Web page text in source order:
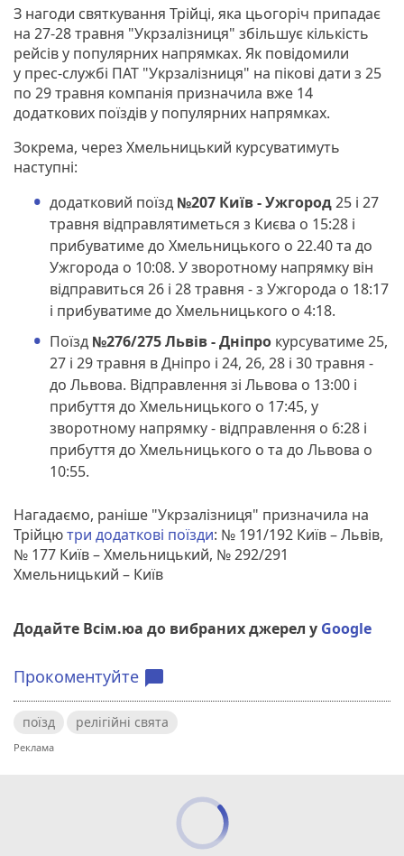
З нагоди святкування Трійці, яка цьогоріч припадає
на 27-28 травня "Укрзалізниця" збільшує кількість
рейсів у популярних напрямках. Як повідомили
у прес-службі ПАТ "Укрзалізниця" на пікові дати з 25
по 29 травня компанія призначила вже 14
додаткових поїздів у популярних напрямках.
Зокрема, через Хмельницький курсуватимуть
наступні:
додатковий поїзд №207 Київ - Ужгород25 і 27
травня відправлятиметься з Києва о 15:28 і
прибуватиме до Хмельницького о 22.40 та до
Ужгорода о 10:08. У зворотному напрямку він
відправиться 26 і 28 травня - з Ужгорода о 18:17
і прибуватиме до Хмельницького о 4:18.
Поїзд №276/275 Львів - Дніпро курсуватиме 25,
27 і 29 травня в Дніпро і 24, 26, 28 і 30 травня -
до Львова. Відправлення зі Львова о 13:00 і
прибуття до Хмельницького о 17:45, у
зворотному напрямку - відправлення о 6:28 і
прибуття до Хмельницького о та до Львова о
10:55.
Нагадаємо, раніше "Укрзалізниця" призначила на
Трійцютри додаткові поїзди: № 191/192 Київ – Львів,
№ 177 Київ – Хмельницький, № 292/291
Хмельницький – Київ
Додайте Всім.юа до вибраних джерел у Google
Прокоментуйте chat_bubble
поїзд релігійні свята